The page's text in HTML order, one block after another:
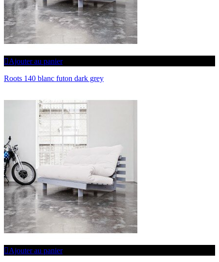
Ajouter au panier
Roots 140 blanc futon dark grey
Ajouter au panier